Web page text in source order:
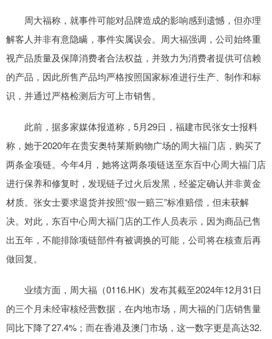
周大福称，就事件可能对品牌造成的影响感到遗憾，但亦理
解客人并非有意隐瞒，事件实属误会。周大福强调，公司始终重
视产品质量及保障消费者合法权益，并致力为消费者提供可信赖
的产品，因此所售产品均严格按照国家标准进行生产、制作和标
识，并通过严格检测后方可上市销售。
此前，据多家媒体报道称，5月29日，福建市民张女士报料
称，她于2020年在贵安奥特莱斯购物广场的周大福门店，购买了
两条金项链。今年4月，她将这两条项链送至东百中心周大福门店
进行保养和修复时，发现链子过火后发黑，经鉴定确认并非黄金
材质。张女士要求退货并按照“假一赔三”标准赔偿，但未获解
决。对此，东百中心周大福门店的工作人员表示，因为商品已售
出五年，不能排除项链部件有被调换的可能，公司将在核查后再
做回复。
业绩方面，周大福（0116.HK）发布其截至2024年12月31日
的三个月未经审核经营数据，在内地市场，周大福的门店销售量
同比下降了27.4%；而在香港及澳门市场，这一数字更是高达32.